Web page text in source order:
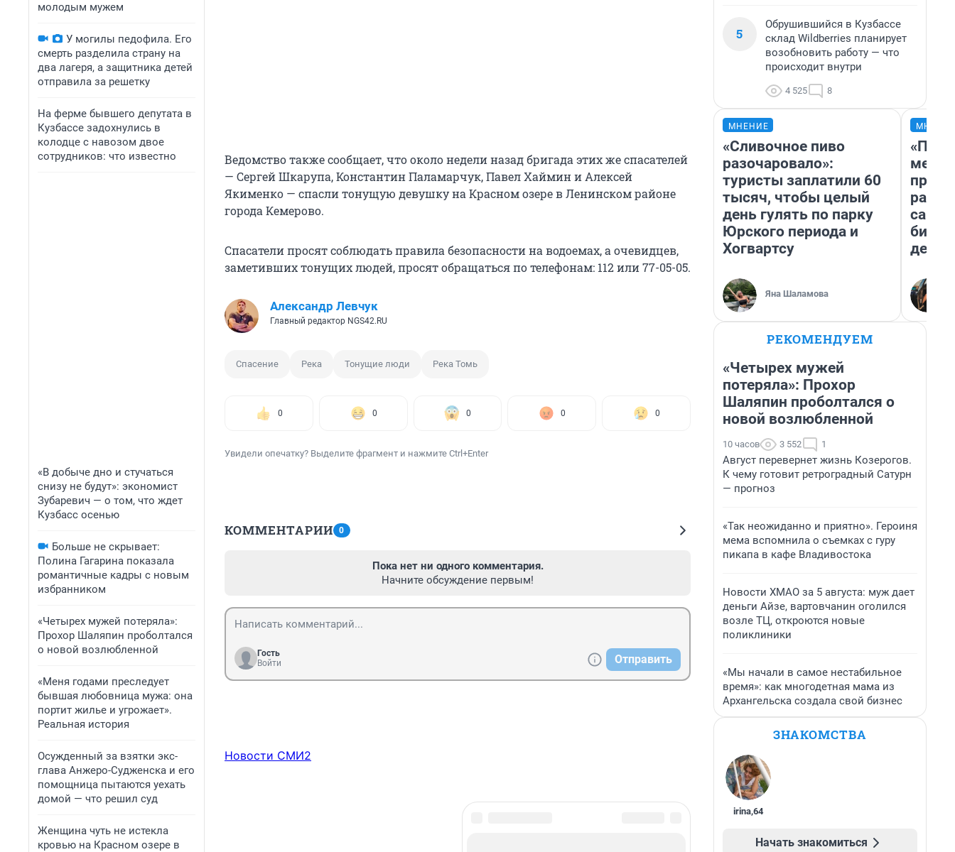
молодым мужем
У могилы педофила. Его
смерть разделила страну на
два лагеря, а защитника детей
отправила за решетку
На ферме бывшего депутата в
Кузбассе задохнулись в
колодце с навозом двое
сотрудников: что известно
«В добыче дно и стучаться
снизу не будут»: экономист
Зубаревич — о том, что ждет
Кузбасс осенью
Больше не скрывает:
Полина Гагарина показала
романтичные кадры с новым
избранником
«Четырех мужей потеряла»:
Прохор Шаляпин проболтался
о новой возлюбленной
«Меня годами преследует
бывшая любовница мужа: она
портит жилье и угрожает».
Реальная история
Осужденный за взятки экс-
глава Анжеро-Судженска и его
помощница пытаются уехать
домой — что решил суд
Женщина чуть не истекла
кровью на Красном озере в
Ведомство также сообщает, что около недели назад бригада этих же спасателей
— Сергей Шкарупа, Константин Паламарчук, Павел Хаймин и Алексей
Якименко — спасли тонущую девушку на Красном озере в Ленинском районе
города Кемерово.
Спасатели просят соблюдать правила безопасности на водоемах, а очевидцев,
заметивших тонущих людей, просят обращаться по телефонам: 112 или 77-05-05.
Александр Левчук
Главный редактор NGS42.RU
Спасение Река Тонущие люди Река Томь
0 0 0 0 0
Увидели опечатку? Выделите фрагмент и нажмите Ctrl+Enter
КОММЕНТАРИИ 0
Пока нет ни одного комментария.
Начните обсуждение первым!
Гость
Войти
Отправить
Новости СМИ2
5
Обрушившийся в Кузбассе
склад Wildberries планирует
возобновить работу — что
происходит внутри
4 525 8
МНЕНИЕ
«Сливочное пиво
разочаровало»:
туристы заплатили 60
тысяч, чтобы целый
день гулять по парку
Юрского периода и
Хогвартсу
Яна Шаламова
РЕКОМЕНДУЕМ
«Четырех мужей
потеряла»: Прохор
Шаляпин проболтался о
новой возлюбленной
10 часов 3 552 1
Август перевернет жизнь Козерогов.
К чему готовит ретроградный Сатурн
— прогноз
«Так неожиданно и приятно». Героиня
мема вспомнила о съемках с гуру
пикапа в кафе Владивостока
Новости ХМАО за 5 августа: муж дает
деньги Айзе, вартовчанин оголился
возле ТЦ, откроются новые
поликлиники
«Мы начали в самое нестабильное
время»: как многодетная мама из
Архангельска создала свой бизнес
ЗНАКОМСТВА
irina,64
Начать знакомиться